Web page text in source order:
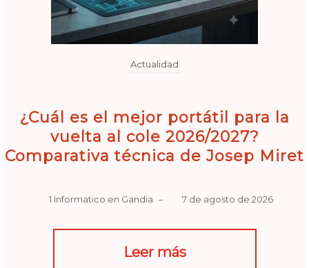
Actualidad
¿Cuál es el mejor portátil para la
vuelta al cole 2026/2027?
Comparativa técnica de Josep Miret
1 Informatico en Gandia – 7 de agosto de 2026
Leer más